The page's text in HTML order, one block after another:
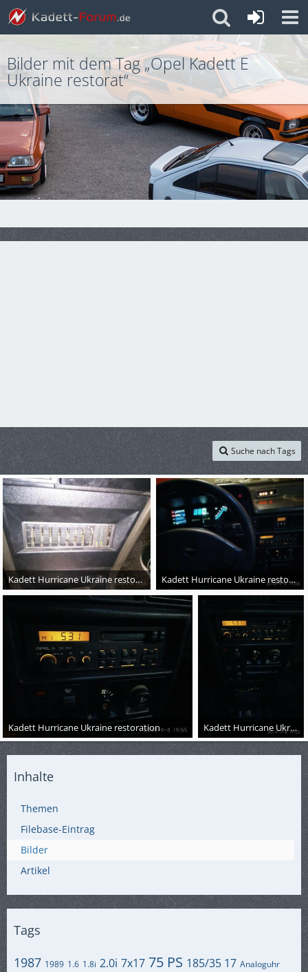
Bilder mit dem Tag „Opel Kadett E
Ukraine restorat“
Suche nach Tags
Kadett Hurricane Ukraine restoration Kadett Hurricane Ukraine restoration
Kadett Hurricane Ukraine restoration Kadett Hurricane Ukraine restoration
Inhalte
Themen
Filebase-Eintrag
Bilder
Artikel
Tags
1987 1989 1.6 1.8i 2.0i 7x17 75 PS 185/35 17 Analoguhr